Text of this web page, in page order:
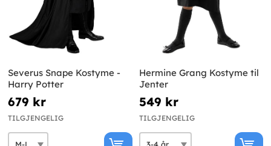
Severus Snape Kostyme -
Harry Potter
679 kr
TILGJENGELIG
Hermine Grang Kostyme til
Jenter
549 kr
TILGJENGELIG